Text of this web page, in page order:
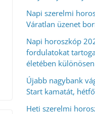
Napi szerelmi
Váratlan üzenet
Napi horoszkóp
fordulatokat
életében
Újabb nagybank
Start kamatát,
Heti szerelmi